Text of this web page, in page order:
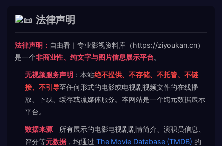
法律声明
法律声明： 自由看｜专业影视资料库（https://ziyoukan.cn）
是一个非商业性、纯文字与图片信息展示平台。
无视频服务声明 ：本站绝不提供、不存储、不托管、不链
接、不引导至任何形式的电影或电视剧视频文件的在线播
放、下载、缓存或流媒体服务。本网站是一个纯元数据展示
平台。
数据来源 ：所有展示的电影电视剧剧情简介、演职员信息、
评分等元数据，均通过 The Movie Database (TMDB) 的